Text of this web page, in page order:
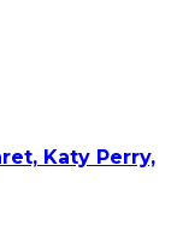
Katy Perry,